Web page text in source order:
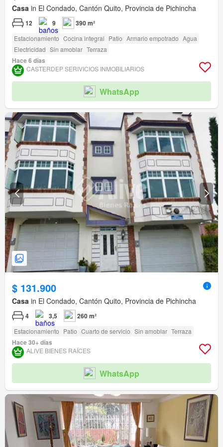
Casa in El Condado, Cantón Quito, Provincia de Pichincha
12 9 390 m²
Estacionamiento Cocina integral Patio Armario empotrado Agua
Electricidad Sin amoblar Terraza
Hace 6 días
CASTERDEP SERIVICIOS INMOBILIARIOS
WhatsApp
$ 131.900
Casa in El Condado, Cantón Quito, Provincia de Pichincha
4 3,5 260 m²
Estacionamiento Patio Cuarto de servicio Sin amoblar Terraza
Hace 30+ días
ALIVE BIENES RAÍCES
WhatsApp